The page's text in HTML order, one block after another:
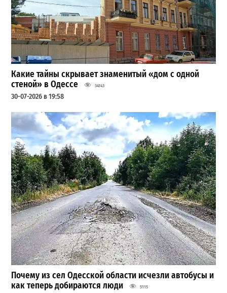
Какие тайны скрывает знаменитый «дом с одной
стеной» в Одессе
34143
30-07-2026 в 19:58
Почему из сел Одесской области исчезли автобусы и
как теперь добираются люди
5115